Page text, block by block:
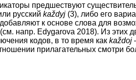
предшествуют
русскийkaždyj (3), либо его
к основе слова для
напр. Edygarova 2018). Из этих
кодов, в то время какkaždoj
прилагательных смотри